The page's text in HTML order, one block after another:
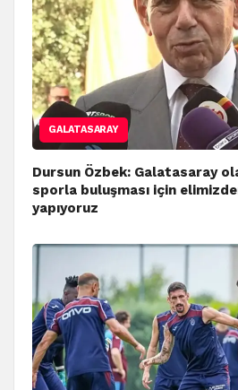
GALATASARAY
Dursun Özbek: Galatasaray
sporla buluşması için
yapıyoruz